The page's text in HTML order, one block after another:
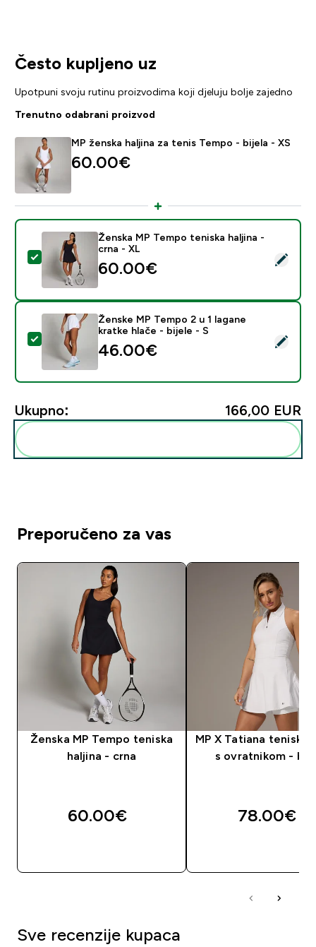
Često kupljeno uz
Upotpuni svoju rutinu proizvodima koji djeluju bolje zajedno
Trenutno odabrani proizvod
MP ženska haljina za tenis Tempo - bijela - XS
60.00€‎
Odaberi ovaj proizvod - Ženska MP Tempo teniska
Ženska MP Tempo teniska haljina -
crna - XL
60.00€‎
Odaberi ovaj proizvod - Ženske MP Tempo 2 u 1
Ženske MP Tempo 2 u 1 lagane
kratke hlače - bijele - S
46.00€‎
Ukupno: 166,00 EUR‎
Preporučeno za vas
Ženska MP Tempo teniska
haljina - crna
60.00€‎
MP X Tatiana teniska
s ovratnikom -
78.00€‎
Sve recenzije kupaca